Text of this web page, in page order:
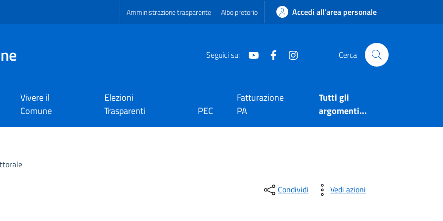
Amministrazione trasparente Albo pretorio Accedi all'area personale
Seguici su: Youtube Facebook Cerca
Vivere il
Comune
Elezioni
Trasparenti
PEC
Fatturazione
PA
Tutti gli
argomenti...
Condividi Vedi azioni